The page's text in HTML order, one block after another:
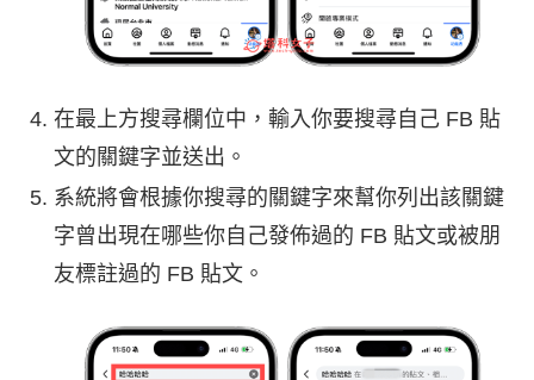
在最上方搜尋欄位中，輸入你要搜尋自己 FB 貼
文的關鍵字並送出。
系統將會根據你搜尋的關鍵字來幫你列出該關鍵
字曾出現在哪些你自己發佈過的 FB 貼文或被朋
友標註過的 FB 貼文。